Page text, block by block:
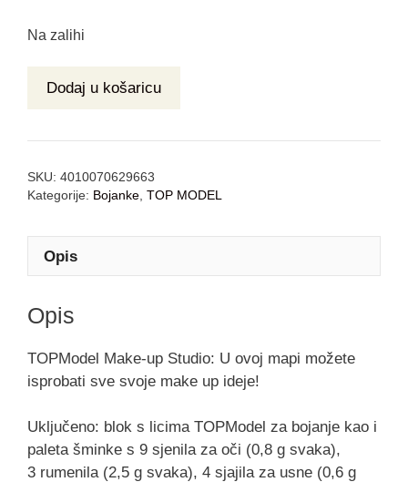
Na zalihi
Dodaj u košaricu
SKU: 4010070629663
Kategorije: Bojanke, TOP MODEL
Opis
Opis
TOPModel Make-up Studio: U ovoj mapi možete
isprobati sve svoje make up ideje!
Uključeno: blok s licima TOPModel za bojanje kao i
paleta šminke s 9 sjenila za oči (0,8 g svaka),
3 rumenila (2,5 g svaka), 4 sjajila za usne (0,6 g